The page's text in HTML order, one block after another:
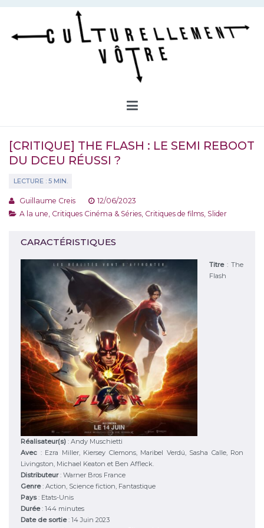
Aller
contenu
[CRITIQUE] THE FLASH : LE SEMI REBOOT
DU DCEU RÉUSSI ?
Guillaume Creis
12/06/2023
A la une Critiques Cinéma & Séries Critiques de films Slider
CARACTÉRISTIQUES
Titre : The
Flash
Réalisateur(s) : Andy Muschietti
Avec : Ezra Miller, Kiersey Clemons, Maribel Verdú, Sasha Calle, Ron
Livingston, Michael Keaton et Ben Affleck.
Distributeur: Warner Bros France
Genre: Action, Science fiction, Fantastique
Pays: Etats-Unis
Durée: 144 minutes
Date de sortie: 14 Juin 2023